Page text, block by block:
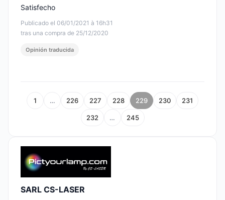
Publicado el 06/01/2021 à 16h31
tras una compra de 25/12/2020
Satisfecho
Opinión traducida
1 … 226 227 228 229 230 231
232 … 245
SARL CS-LASER